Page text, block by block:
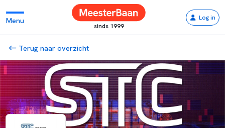
Menu
sinds 1999
Log in
Terug naar overzicht